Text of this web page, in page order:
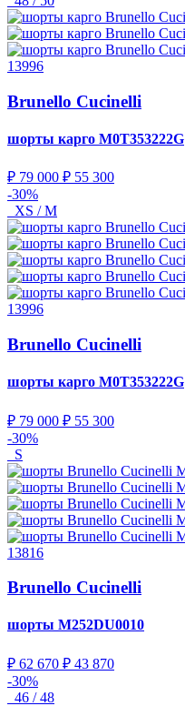
13996
Brunello Cucinelli
шорты карго M0T353222G
₽ 79 000 ₽ 55 300
-30%
XS / M
13996
Brunello Cucinelli
шорты карго M0T353222G
₽ 79 000 ₽ 55 300
-30%
S
13816
Brunello Cucinelli
шорты M252DU0010
₽ 62 670 ₽ 43 870
-30%
46 / 48